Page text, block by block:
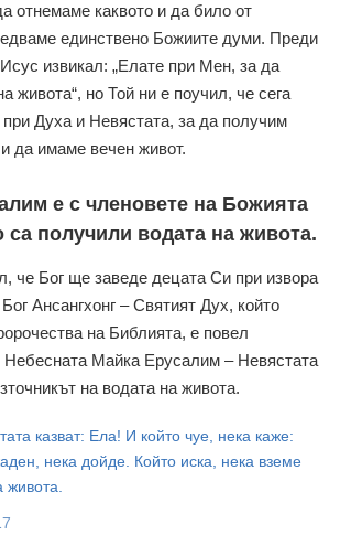
отнемаме каквото и да било от
единствено Божиите думи. Преди
извикал: „Елате при Мен, за да
живота“, но Той ни е поучил, че сега
Духа и Невястата, за да получим
да имаме вечен живот.
е с членовете на Божията
са получили водата на живота.
че Бог ще заведе децата Си при извора
Ансангхонг – Святият Дух, който
на Библията, е повел
Небесната Майка Ерусалим – Невястата
на водата на живота.
казват: Ела! И който чуе, нека каже:
нека дойде. Който иска, нека вземе